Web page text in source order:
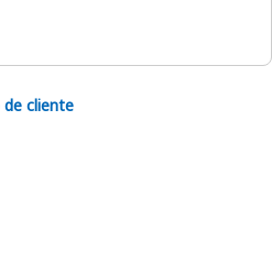
de cliente